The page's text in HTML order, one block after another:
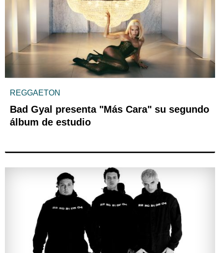
REGGAETON
Bad Gyal presenta "Más Cara" su segundo
álbum de estudio